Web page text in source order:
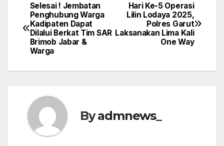
Post
navigation
Hari Ke-5 Operasi
Lilin Lodaya 2025,
Polres Garut
Laksanakan Lima Kali
One Way
Selesai ! Jembatan
Penghubung Warga
Kadipaten Dapat
Dilalui Berkat Tim SAR
Brimob Jabar &
Warga
Byadmnews_